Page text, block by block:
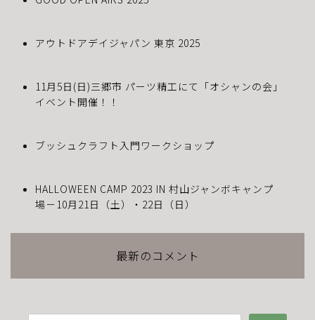
アウトドアデイジャパン 東京 2025
11月5日(日)三郷市 パーツ精工にて「オシャンの会」
イベント開催！！
ブッシュクラフト入門ワークショップ
HALLOWEEN CAMP 2023 IN 村山ジャンボキャンプ
場－10月21日（土）・22日（日）
最新のコメント